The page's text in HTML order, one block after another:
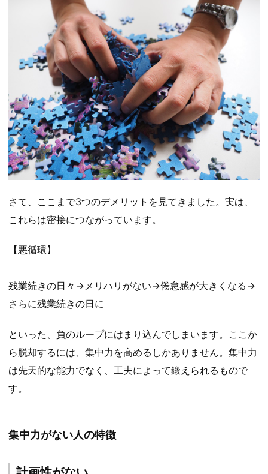
さて、ここまで3つのデメリットを見てきました。実は、
これらは密接につながっています。
【悪循環】
残業続きの日々→メリハリがない→倦怠感が大きくなる→
さらに残業続きの日に
といった、負のループにはまり込んでしまいます。ここか
ら脱却するには、集中力を高めるしかありません。集中力
は先天的な能力でなく、工夫によって鍛えられるもので
す。
集中力がない人の特徴